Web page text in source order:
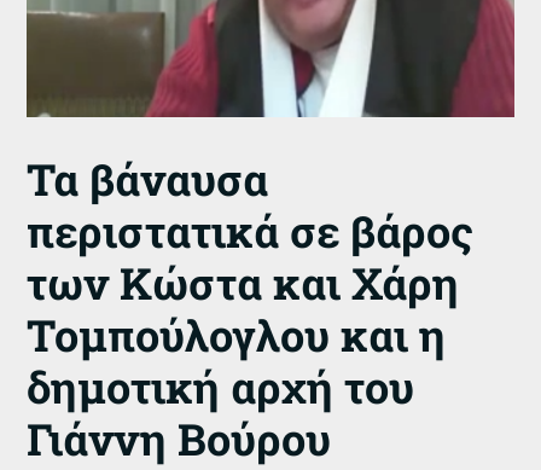
Τα βάναυσα
περιστατικά σε βάρος
των Κώστα και Χάρη
Τομπούλογλου και η
δημοτική αρχή του
Γιάννη Βούρου